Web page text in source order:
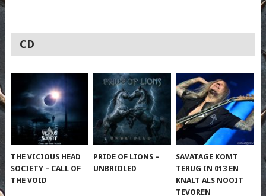
CD
THE VICIOUS HEAD
SOCIETY – CALL OF
THE VOID
PRIDE OF LIONS –
UNBRIDLED
SAVATAGE KOMT
TERUG IN 013 EN
KNALT ALS NOOIT
TEVOREN